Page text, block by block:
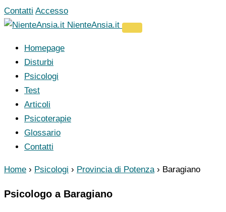
Vai
al
Contatti Accesso
NienteAnsia.it
Homepage
Disturbi
Psicologi
Test
Articoli
Psicoterapie
Glossario
Contatti
Home › Psicologi › Provincia di Potenza › Baragiano
Psicologo a Baragiano